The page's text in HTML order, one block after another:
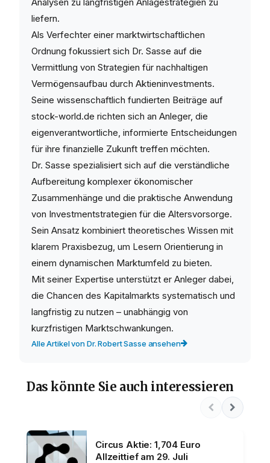
liefern.
Als Verfechter einer marktwirtschaftlichen
Ordnung fokussiert sich Dr. Sasse auf die
Vermittlung von Strategien für nachhaltigen
Vermögensaufbau durch Aktieninvestments.
Seine wissenschaftlich fundierten Beiträge auf
stock-world.de richten sich an Anleger, die
eigenverantwortliche, informierte Entscheidungen
für ihre finanzielle Zukunft treffen möchten.
Dr. Sasse spezialisiert sich auf die verständliche
Aufbereitung komplexer ökonomischer
Zusammenhänge und die praktische Anwendung
von Investmentstrategien für die Altersvorsorge.
Sein Ansatz kombiniert theoretisches Wissen mit
klarem Praxisbezug, um Lesern Orientierung in
einem dynamischen Marktumfeld zu bieten.
Mit seiner Expertise unterstützt er Anleger dabei,
die Chancen des Kapitalmarkts systematisch und
langfristig zu nutzen – unabhängig von
kurzfristigen Marktschwankungen.
Alle Artikel von Dr. Robert Sasse ansehen
Das könnte Sie auch interessieren
Circus Aktie: 1,704 Euro
Allzeittief am 29. Juli